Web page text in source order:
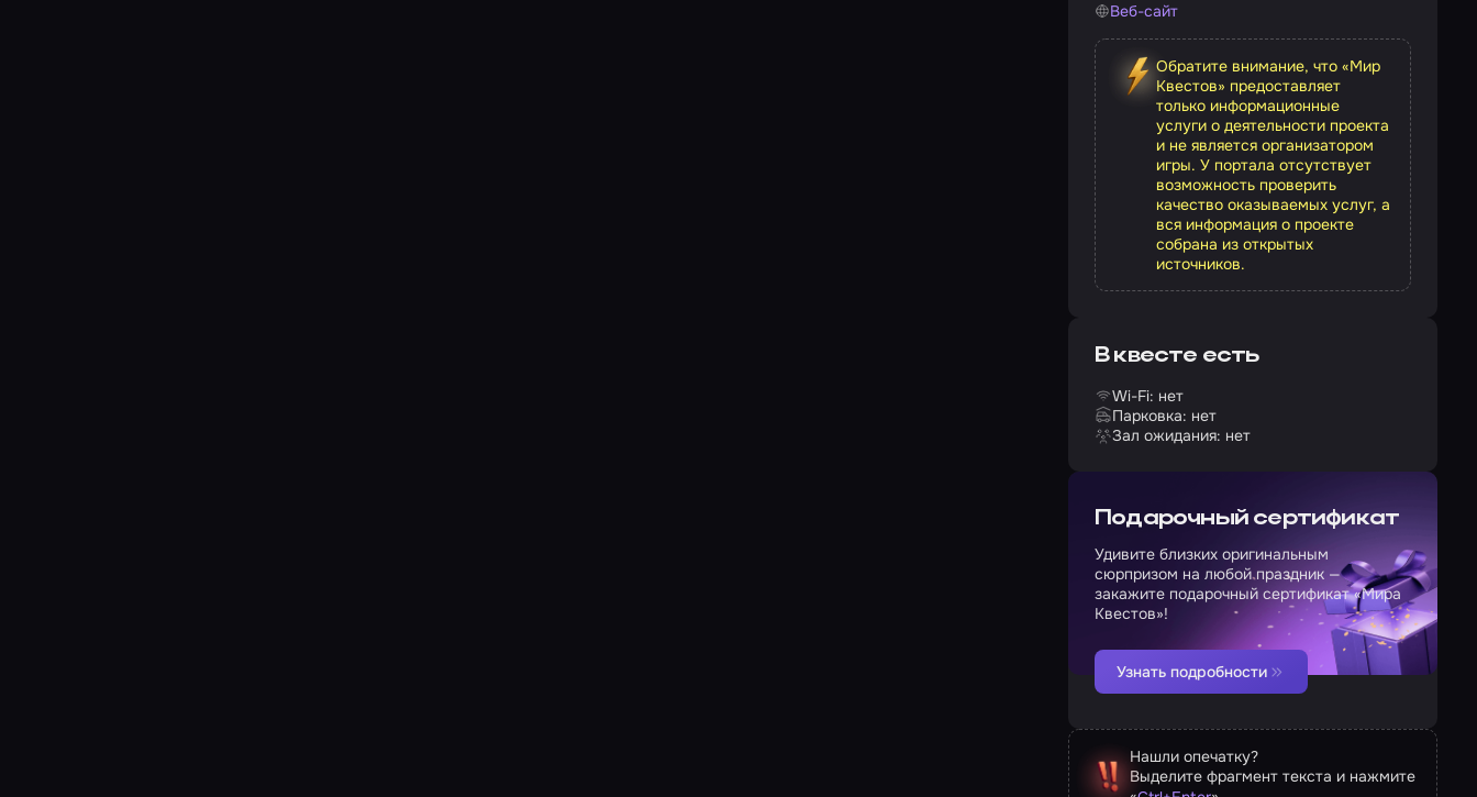
Веб-сайт
Обратите внимание, что «Мир
Квестов» предоставляет
только информационные
услуги о деятельности проекта
и не является организатором
игры. У портала отсутствует
возможность проверить
качество оказываемых услуг, а
вся информация о проекте
собрана из открытых
источников.
В квесте есть
Wi-Fi: нет
Парковка: нет
Зал ожидания: нет
Подарочный сертификат
Удивите близких оригинальным
сюрпризом на любой праздник —
закажите подарочный сертификат «Мира
Квестов»!
Узнать подробности
Нашли опечатку?
Выделите фрагмент текста и нажмите